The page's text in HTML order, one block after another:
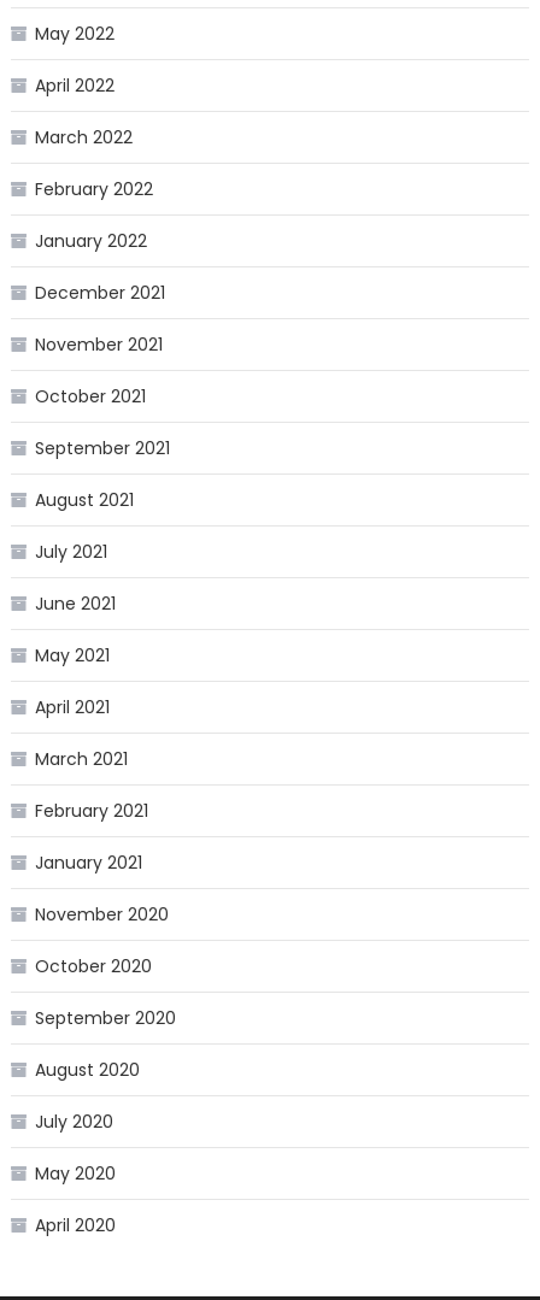
May 2022
April 2022
March 2022
February 2022
January 2022
December 2021
November 2021
October 2021
September 2021
August 2021
July 2021
June 2021
May 2021
April 2021
March 2021
February 2021
January 2021
November 2020
October 2020
September 2020
August 2020
July 2020
May 2020
April 2020